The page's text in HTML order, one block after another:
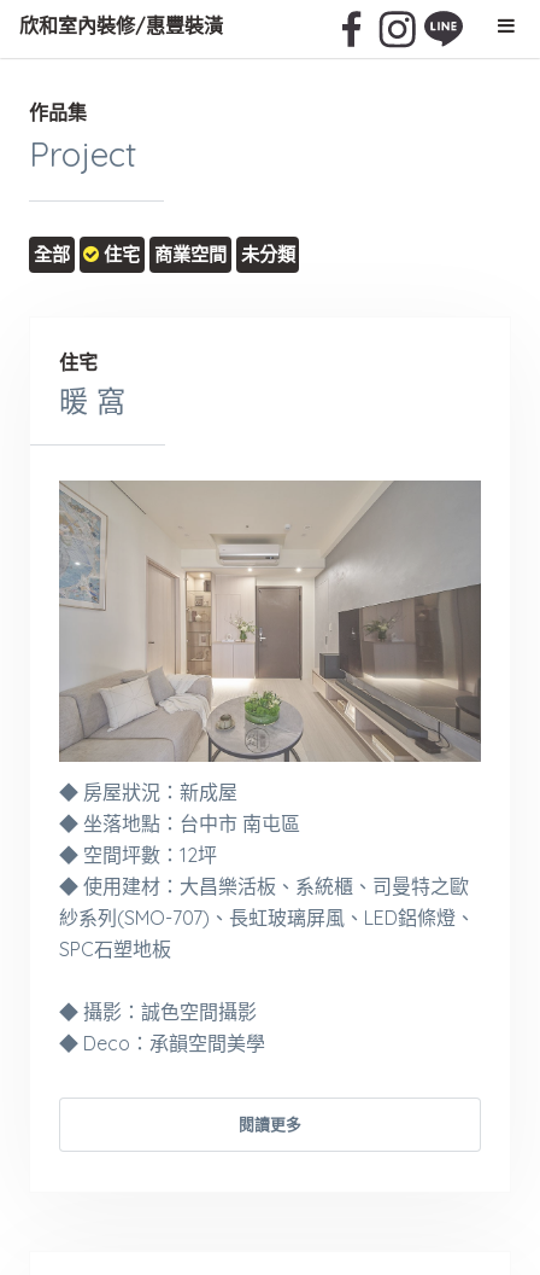
欣和室內裝修/惠豐裝潢
作品集
Project
全部 住宅 商業空間 未分類
住宅
暖 窩
◆ 房屋狀況：新成屋
◆ 坐落地點：台中市 南屯區
◆ 空間坪數：12坪
◆ 使用建材：大昌樂活板、系統櫃、司曼特之歐
紗系列(SMO-707)、長虹玻璃屏風、LED鋁條燈、
SPC石塑地板
◆ 攝影：誠色空間攝影
◆ Deco：承韻空間美學
閱讀更多